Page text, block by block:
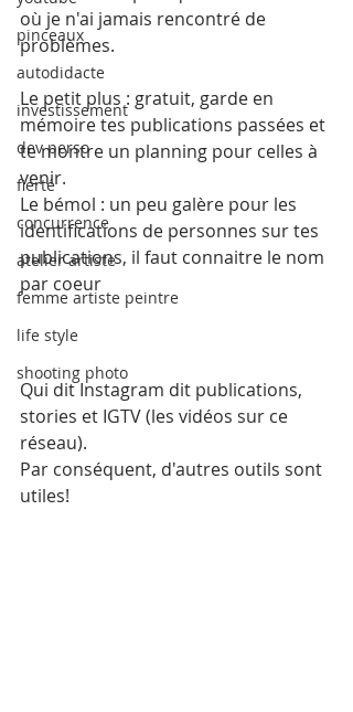
pinceaux
autodidacte
investissement
dev perso
fierté
concurrence
atelier artiste
femme artiste peintre
life style
shooting photo
où je n'ai jamais rencontré de
problèmes.
Le petit plus : gratuit, garde en
mémoire tes publications passées et
te montre un planning pour celles à
venir.
Le bémol : un peu galère pour les
identifications de personnes sur tes
publications, il faut connaitre le nom
par coeur
Qui dit Instagram dit publications,
stories et IGTV (les vidéos sur ce
réseau).
Par conséquent, d'autres outils sont
utiles!